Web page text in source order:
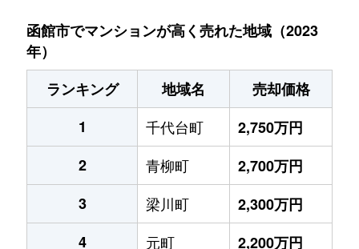
函館市でマンションが高く売れた地域（2023
年）
ランキング
地域名
売却価格
1
千代台町
2,750万円
2
青柳町
2,700万円
3
梁川町
2,300万円
4
元町
2,200万円